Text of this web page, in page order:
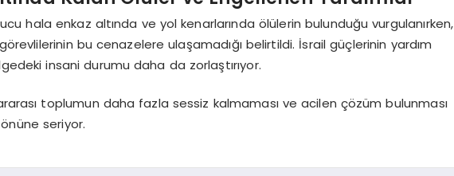
hala enkaz altında ve yol kenarlarında ölülerin bulunduğu vurgulanırken,
bu cenazelere ulaşamadığı belirtildi. İsrail güçlerinin yardım
insani durumu daha da zorlaştırıyor.
toplumun daha fazla sessiz kalmaması ve acilen çözüm bulunması
seriyor.